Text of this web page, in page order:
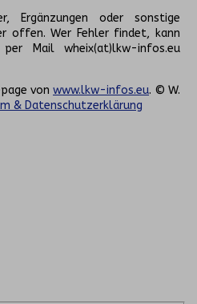
Ergänzungen oder sonstige
offen. Wer Fehler findet, kann
Mail wheix(at)lkw-infos.eu
von www.lkw-infos.eu. © W.
& Datenschutzerklärung